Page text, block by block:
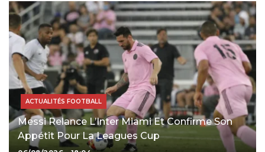
ACTUALITÉS FOOTBALL
Messi Relance L’Inter Miami Et Confirme Son
Appétit Pour La Leagues Cup